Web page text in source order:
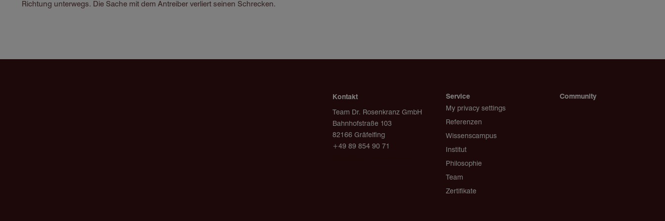
Richtung unterwegs. Die Sache mit dem Antreiber verliert seinen Schrecken.
Kontakt
Team Dr. Rosenkranz GmbH
Bahnhofstraße 103
82166 Gräfelfing
+49 89 854 90 71
Service
My privacy settings
Referenzen
Wissenscampus
Institut
Philosophie
Team
Zertifikate
Community